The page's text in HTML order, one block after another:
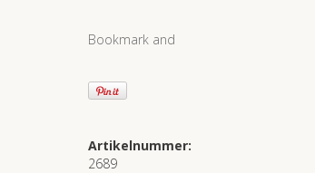
Artikelnummer:
2689